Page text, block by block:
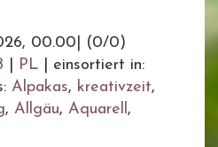
00.00
(0/0)
PL
einsortiert in:
Alpakas, kreativzeit,
, Allgäu, Aquarell,